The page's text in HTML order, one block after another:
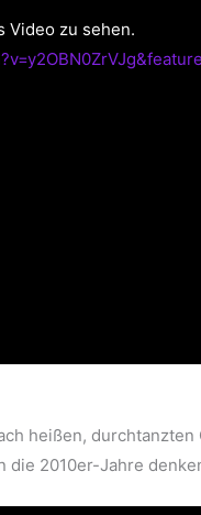
Video zu sehen.
heißen,
die 2010er-Jahre